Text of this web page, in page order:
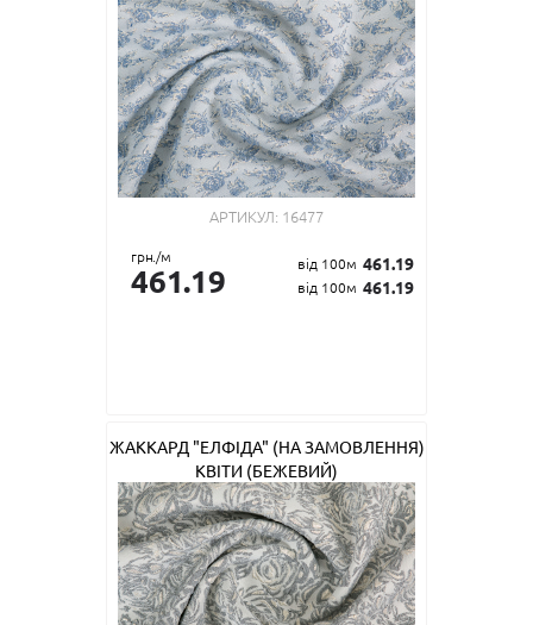
АРТИКУЛ: 16477
грн./м
461.19 від 100м 461.19
від 100м 461.19
ЖАККАРД "ЕЛФІДА" (НА ЗАМОВЛЕННЯ)
КВІТИ (БЕЖЕВИЙ)